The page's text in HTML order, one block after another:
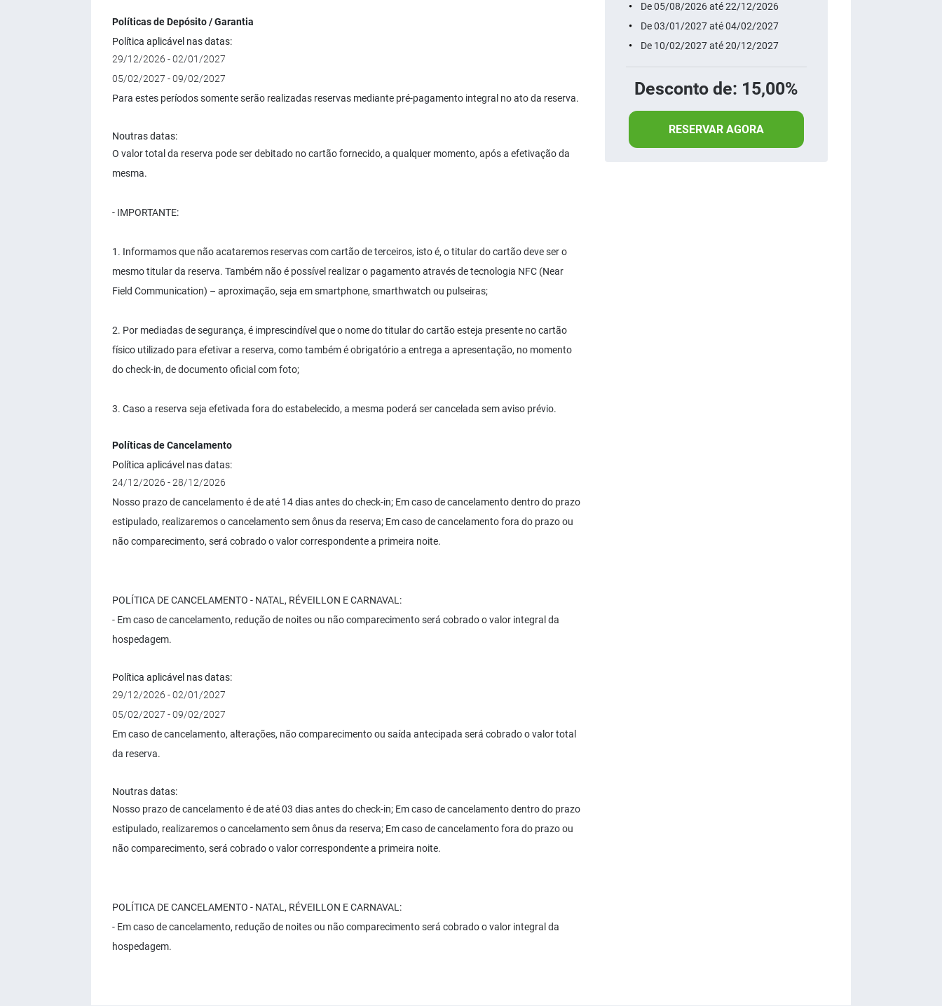
Políticas de Depósito / Garantia
Política aplicável nas datas:
29/12/2026 - 02/01/2027
05/02/2027 - 09/02/2027
Para estes períodos somente serão realizadas reservas mediante pré-pagamento integral no ato da reserva.
Noutras datas:
O valor total da reserva pode ser debitado no cartão fornecido, a qualquer momento, após a efetivação da
mesma.
- IMPORTANTE:
1. Informamos que não acataremos reservas com cartão de terceiros, isto é, o titular do cartão deve ser o
mesmo titular da reserva. Também não é possível realizar o pagamento através de tecnologia NFC (Near
Field Communication) – aproximação, seja em smartphone, smarthwatch ou pulseiras;
2. Por mediadas de segurança, é imprescindível que o nome do titular do cartão esteja presente no cartão
físico utilizado para efetivar a reserva, como também é obrigatório a entrega a apresentação, no momento
do check-in, de documento oficial com foto;
3. Caso a reserva seja efetivada fora do estabelecido, a mesma poderá ser cancelada sem aviso prévio.
Políticas de Cancelamento
Política aplicável nas datas:
24/12/2026 - 28/12/2026
Nosso prazo de cancelamento é de até 14 dias antes do check-in; Em caso de cancelamento dentro do prazo
estipulado, realizaremos o cancelamento sem ônus da reserva; Em caso de cancelamento fora do prazo ou
não comparecimento, será cobrado o valor correspondente a primeira noite.
POLÍTICA DE CANCELAMENTO - NATAL, RÉVEILLON E CARNAVAL:
- Em caso de cancelamento, redução de noites ou não comparecimento será cobrado o valor integral da
hospedagem.
Política aplicável nas datas:
29/12/2026 - 02/01/2027
05/02/2027 - 09/02/2027
Em caso de cancelamento, alterações, não comparecimento ou saída antecipada será cobrado o valor total
da reserva.
Noutras datas:
Nosso prazo de cancelamento é de até 03 dias antes do check-in; Em caso de cancelamento dentro do prazo
estipulado, realizaremos o cancelamento sem ônus da reserva; Em caso de cancelamento fora do prazo ou
não comparecimento, será cobrado o valor correspondente a primeira noite.
POLÍTICA DE CANCELAMENTO - NATAL, RÉVEILLON E CARNAVAL:
- Em caso de cancelamento, redução de noites ou não comparecimento será cobrado o valor integral da
hospedagem.
De 05/08/2026 até 22/12/2026
De 03/01/2027 até 04/02/2027
De 10/02/2027 até 20/12/2027
Desconto de: 15,00%
RESERVAR AGORA